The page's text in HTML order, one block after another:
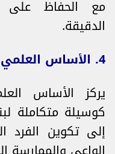
مع الحفاظ على
الدقيقة.
4. الأساس العلمي
يركز الأساس
كوسيلة متكاملة
إلى تكوين الفرد